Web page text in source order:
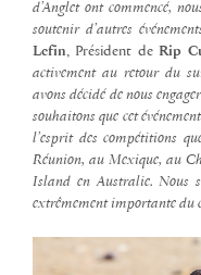
d’Anglet ont commencé,
soutenir d’autres
Lefin, Président deRip
activement au retour du
avons décidé de nous
souhaitons que cet
l’esprit des compétitions
Réunion, au Mexique, au
Island en Australie. Nous
extrêmement importante du